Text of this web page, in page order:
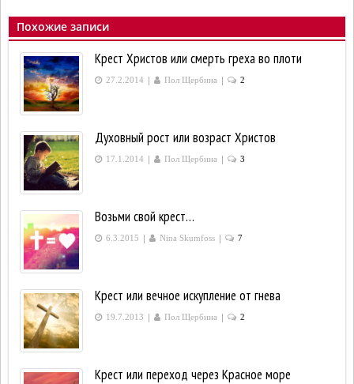
Похожие записи
Крест Христов или смерть греха во плоти
27.2.2014 | Пол Щербина | 2
Духовный рост или возраст Христов
17.1.2014 | Пол Щербина | 3
Возьми свой крест…
6.3.2015 | Nina Skumfoss | 7
Крест или вечное искупление от гнева
19.7.2013 | Пол Щербина | 2
Крест или переход через Красное море